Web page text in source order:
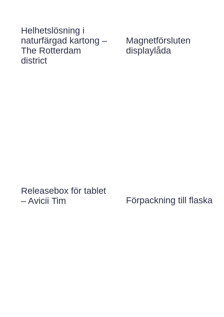
Helhetslösning i
naturfärgad kartong –
The Rotterdam
district
Magnetförsluten
displaylåda
Releasebox för tablet
– Avicii Tim
Förpackning till flaska